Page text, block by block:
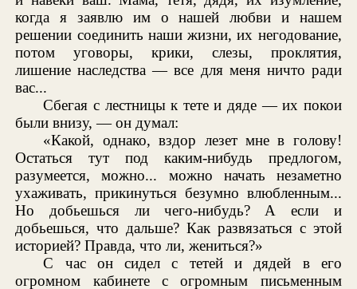
когда я заявлю им о нашей любви и нашем
решении соединить наши жизни, их негодование,
потом уговоры, крики, слезы, проклятия,
лишение наследства — все для меня ничто ради
вас...
Сбегая с лестницы к тете и дяде — их покои
были внизу, — он думал:
«Какой, однако, вздор лезет мне в голову!
Остаться тут под каким-нибудь предлогом,
разумеется, можно... можно начать незаметно
ухаживать, прикинуться безумно влюбленным...
Но добьешься ли чего-нибудь? А если и
добьешься, что дальше? Как развязаться с этой
историей? Правда, что ли, жениться?»
С час он сидел с тетей и дядей в его
огромном кабинете с огромным письменным